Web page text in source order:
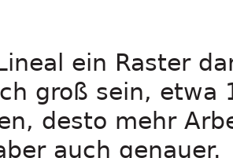
ein Raster
groß sein, etwa
desto mehr
auch genauer.